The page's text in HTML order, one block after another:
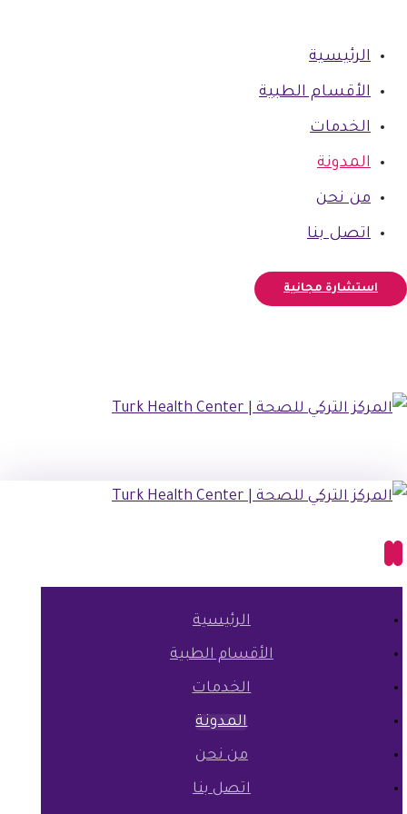
الرئيسية
الأقسام الطبية
الخدمات
المدونة
من نحن
اتصل بنا
استشارة مجانية
الرئيسية
الأقسام الطبية
الخدمات
المدونة
من نحن
اتصل بنا